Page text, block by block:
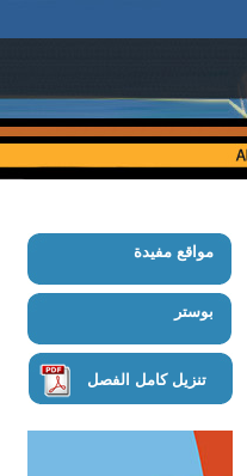
مواقع مفيدة
بوستر
تنزيل كامل الفصل